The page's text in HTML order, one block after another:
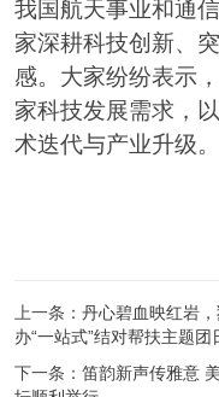
我国航天事业和通
家深耕科技创新、
感。大家纷纷表示
家科技发展需求，
术迭代与产业升级。
上一条： 丹心碧血映红岩
办“一站式”结对帮扶主题团
下一条： 笛韵新声传雅意